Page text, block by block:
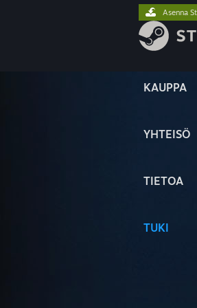
KAUPPA
YHTEISÖ
TIETOA
TUKI
Asenna